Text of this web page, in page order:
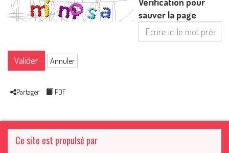
sauver la page
Valider Annuler
Partager PDF
Ce site est propulsé par